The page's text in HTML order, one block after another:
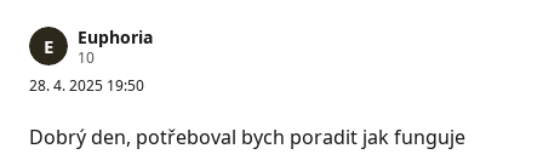
Euphoria
10R
p
t
a
28. 4. 2025 19:50
Dobrý den, potřeboval bych poradit jak funguje